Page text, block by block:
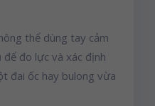
thể dùng tay cảm
để đo lực và xác định
đai ốc hay bulong vừa